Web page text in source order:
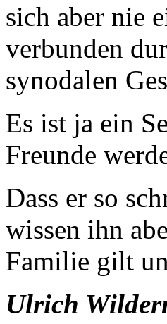
sich aber nie
verbunden
synodalen
Es ist ja ein
Freunde
Dass er so
wissen ihn
Familie gilt
Ulrich